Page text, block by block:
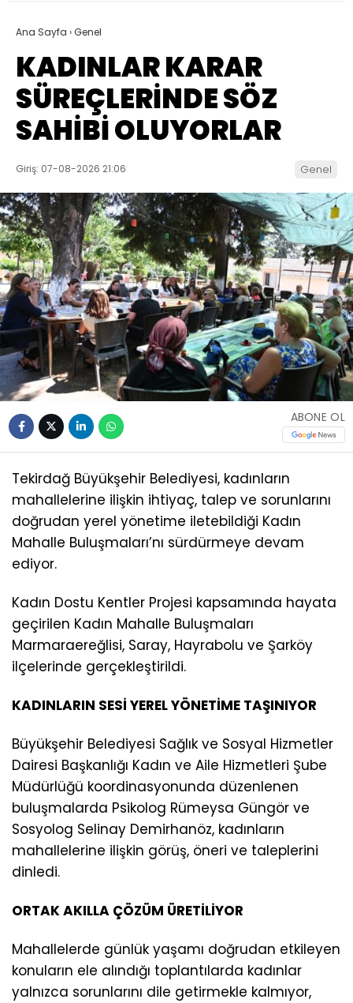
Ana Sayfa ›Genel
KADINLAR KARAR
SÜREÇLERİNDE SÖZ
SAHİBİ OLUYORLAR
Giriş: 07-08-2026 21:06 Genel
ABONE OL
Tekirdağ Büyükşehir Belediyesi, kadınların
mahallelerine ilişkin ihtiyaç, talep ve sorunlarını
doğrudan yerel yönetime iletebildiği Kadın
Mahalle Buluşmaları’nı sürdürmeye devam
ediyor.
Kadın Dostu Kentler Projesi kapsamında hayata
geçirilen Kadın Mahalle Buluşmaları
Marmaraereğlisi, Saray, Hayrabolu ve Şarköy
ilçelerinde gerçekleştirildi.
KADINLARIN SESİ YEREL YÖNETİME TAŞINIYOR
Büyükşehir Belediyesi Sağlık ve Sosyal Hizmetler
Dairesi Başkanlığı Kadın ve Aile Hizmetleri Şube
Müdürlüğü koordinasyonunda düzenlenen
buluşmalarda Psikolog Rümeysa Güngör ve
Sosyolog Selinay Demirhanöz, kadınların
mahallelerine ilişkin görüş, öneri ve taleplerini
dinledi.
ORTAK AKILLA ÇÖZÜM ÜRETİLİYOR
Mahallelerde günlük yaşamı doğrudan etkileyen
konuların ele alındığı toplantılarda kadınlar
yalnızca sorunlarını dile getirmekle kalmıyor,